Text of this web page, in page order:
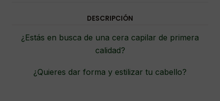
DESCRIPCIÓN
¿Estás en busca de una cera capilar de primera
calidad?
¿Quieres dar forma y estilizar tu cabello?